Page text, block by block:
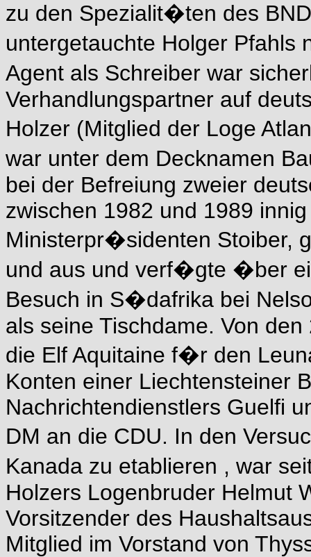
zu den Spezialit�ten des
untergetauchte Holger
Agent als Schreiber war
Verhandlungspartner auf
Holzer (Mitglied der Loge
war unter dem Decknamen
bei der Befreiung zweier
zwischen 1982 und 1989
Ministerpr�sidenten Stoiber,
und aus und verf�gte �ber
Besuch in S�dafrika bei
als seine Tischdame. Von
die Elf Aquitaine f�r den
Konten einer Liechtensteiner
Nachrichtendienstlers Guelfi
DM an die CDU. In den
Kanada zu etablieren , war
Holzers Logenbruder Helmut
Vorsitzender des
Mitglied im Vorstand von